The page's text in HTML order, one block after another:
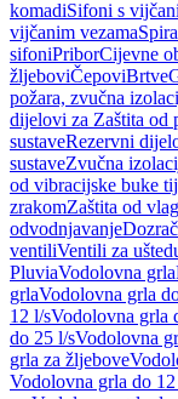
komadiSifoni s
vijčanim vezama
sifoniPriborCijevne
žljeboviČepoviBrtve
požara, zvučna
dijelovi za Zaštita od
sustaveRezervni
sustaveZvučna
od vibracijske buke
zrakomZaštita od
odvodnjavanje
ventiliVentili za
PluviaVodolovna grla
grlaVodolovna grla
12 l/sVodolovna grla
do 25 l/sVodolovna
grla za žljebove
Vodolovna grla do